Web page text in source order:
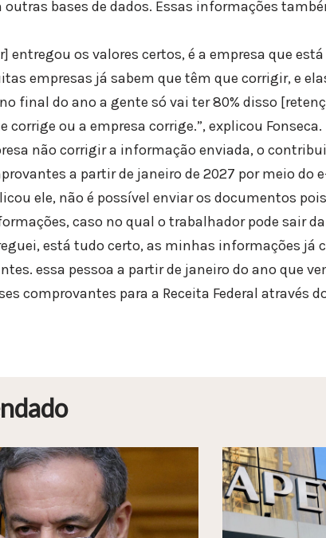
bases de dados. Essas informações
entregou os valores certos, é a empresa que
empresas já sabem que têm que corrigir, e
final do ano a gente só vai ter 80% disso
ou a empresa corrige.”, explicou Fonseca.
não corrigir a informação enviada, o
a partir de janeiro de 2027 por meio do
ele, não é possível enviar os documentos
caso no qual o trabalhador pode sair
está tudo certo, as minhas informações já
essa pessoa a partir de janeiro do ano que
comprovantes para a Receita Federal através